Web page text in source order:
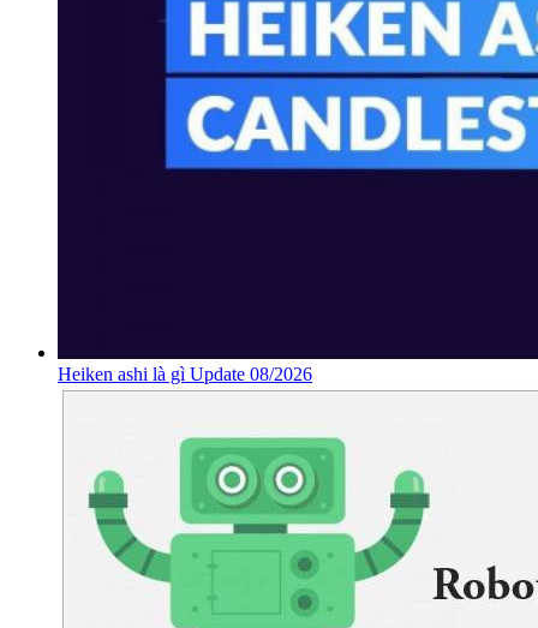
Heiken ashi là gì Update 08/2026